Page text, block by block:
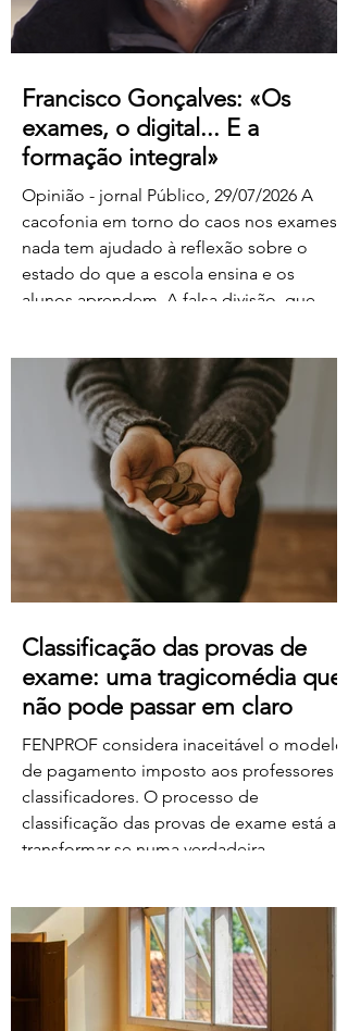
Francisco Gonçalves: «Os
exames, o digital... E a
formação integral»
Opinião - jornal Público, 29/07/2026 A
cacofonia em torno do caos nos exames
nada tem ajudado à reflexão sobre o
estado do que a escola ensina e os
alunos aprendem. A falsa divisão, que
e os da ignorância, os do rigor e os do
facilitismo, os da inovação e os
empedernidos – é mais um agente de
confusão. O olhar da FENPROF para este
processo parte, como não podia deixar
de ser, das violações dos
Classificação das provas de
exame: uma tragicomédia que
não pode passar em claro
FENPROF considera inaceitável o modelo
de pagamento imposto aos professores
classificadores. O processo de
classificação das provas de exame está a
transformar-se numa verdadeira
desorganização que marcaram este
processo, o Governo e o Ministério da
Educação, Ciência e Inovação parecem
querer acrescentar uma nova dimensão